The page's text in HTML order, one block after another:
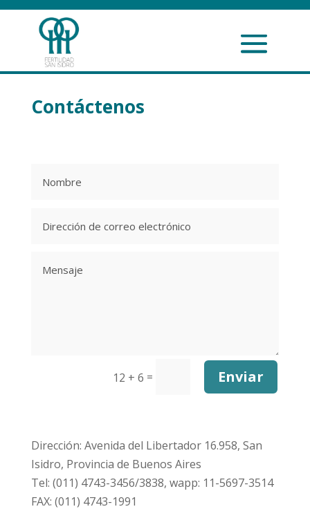
Contáctenos
12 + 6 = Enviar
Dirección: Avenida del Libertador 16.958, San
Isidro, Provincia de Buenos Aires
Tel: (011) 4743-3456/3838, wapp: 11-5697-3514
FAX: (011) 4743-1991